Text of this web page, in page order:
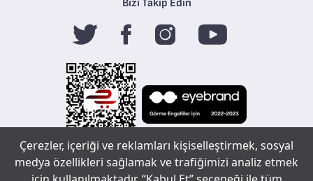
Çerezler, içeriği ve reklamları kişiselleştirmek, sosyal
medya özellikleri sağlamak ve trafiğimizi analiz etmek
Bizi Takip Edin
Tefal